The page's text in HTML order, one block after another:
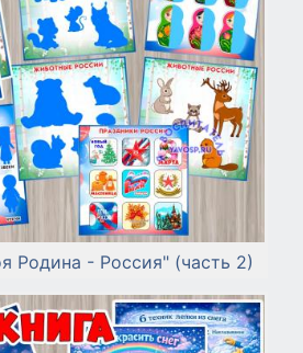
Родина - Россия" (часть 2)